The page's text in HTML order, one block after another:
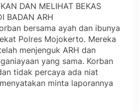
DAN MELIHAT BEKAS
BADAN ARH
bersama ayah dan ibunya
Polres Mojokerto. Mereka
menjenguk ARH dan
yang sama. Korban
tidak percaya ada niat
minta laporannya